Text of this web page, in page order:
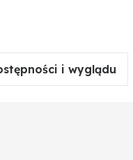
i wyglądu